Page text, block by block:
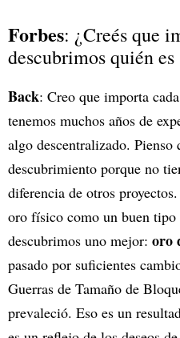
Forbes: ¿Creés que
descubrimos quién es
Back: Creo que importa
tenemos muchos años de
algo descentralizado. Pienso
descubrimiento porque no
diferencia de otros
oro físico como un buen
descubrimos uno mejor: oro
pasado por suficientes
Guerras de Tamaño de
prevaleció. Eso es un